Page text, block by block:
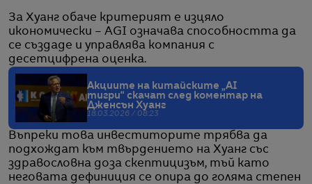
За Хуанг обаче критерият е изцяло
икономически – AGI означава способността да
се създаде и управлява компания с
десетцифрена оценка.
Акциите на китайските „AI
тигри“ скачат след коментар на
Дженсън Хуанг
18.03.2026 / 08:23
Въпреки това инвеститорите трябва да
подхождат към твърдението на Хуанг със
здравословна доза скептицизъм, тъй като
неговата дефиниция се опира до голяма степен